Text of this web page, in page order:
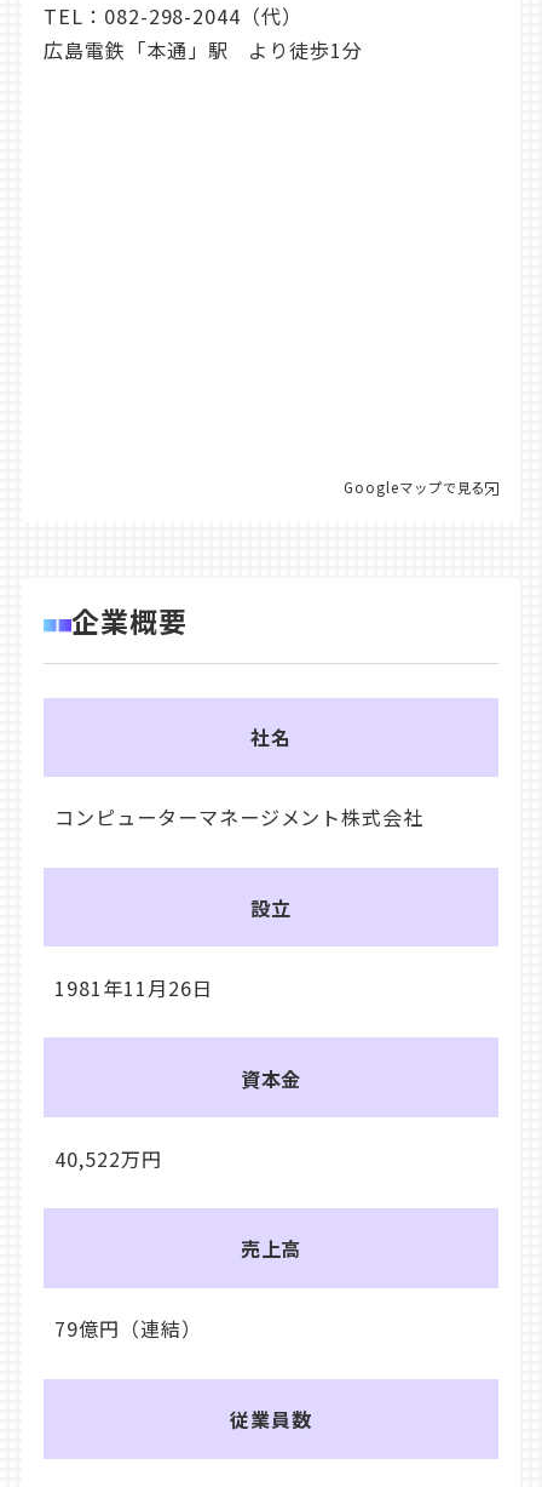
TEL： 082-298-2044 （代）
広島電鉄「本通」駅 より徒歩1分
Googleマップで見る
企業概要
社名
コンピューターマネージメント株式会社
設立
1981年11月26日
資本金
40,522万円
売上高
79億円（連結）
従業員数